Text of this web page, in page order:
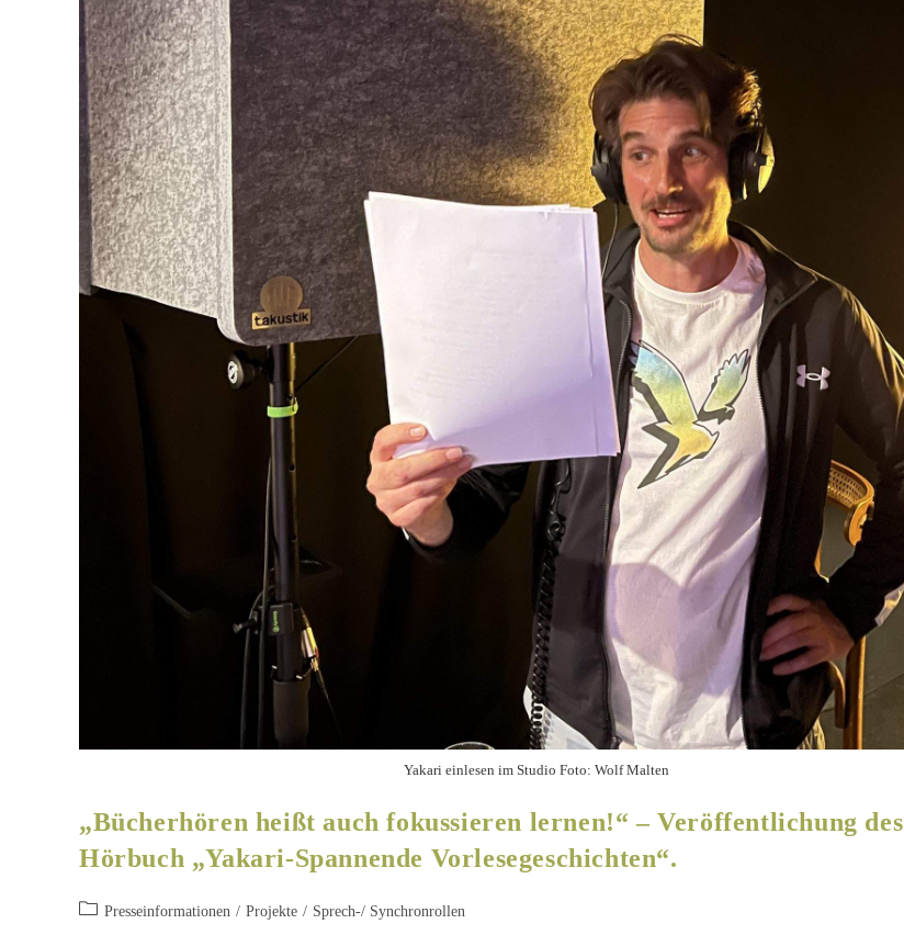
Yakari einlesen im Studio Foto: Wolf Malten
„Bücherhören heißt auch fokussieren lernen!“ – Veröffentlichung des
Hörbuch „Yakari-Spannende Vorlesegeschichten“.
Presseinformationen / Projekte / Sprech-/ Synchronrollen